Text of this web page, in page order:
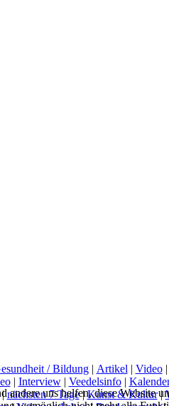
/ Bildung| Artikel | Video|
| Interview| Veedelsinfo|
nächsten 7 Tage|Kunst & Kultur|
uns helfen, diese Website